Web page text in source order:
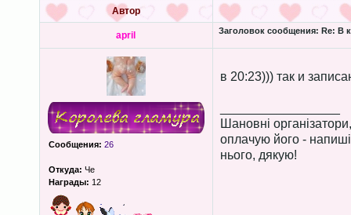
Автор
april Заголовок сообщения: Re: В
Сообщения: 26
Откуда: Че
Награды: 12
в 20:23))) так и
Шановні
оплачую його -
нього, дякую!